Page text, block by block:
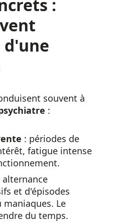
:
d'une
souvent à
:
: périodes de
fatigue intense
alternance
et d'épisodes
Le
du temps.